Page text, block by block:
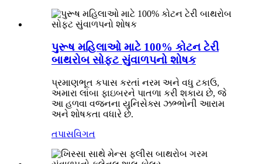
પુરૂષ મહિલાઓ માટે 100% કોટન ટેરી
બાથરોબ સોફ્ટ સુંવાળપનો શોષક
પ્રમાણભૂત કપાસ કરતાં નરમ અને વધુ ટકાઉ,
અમારા લાંબા ફાઇબરને પાતળા કરી શકાય છે, જે
આ હળવા વજનના યુનિસેક્સ ઝભ્ભોની આરામ
અને શોષકતા વધારે છે.
તપાસવિગત